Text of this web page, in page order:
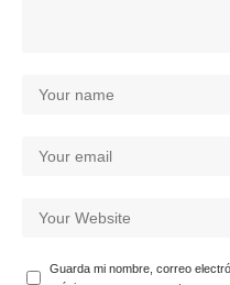
Guarda mi nombre, correo